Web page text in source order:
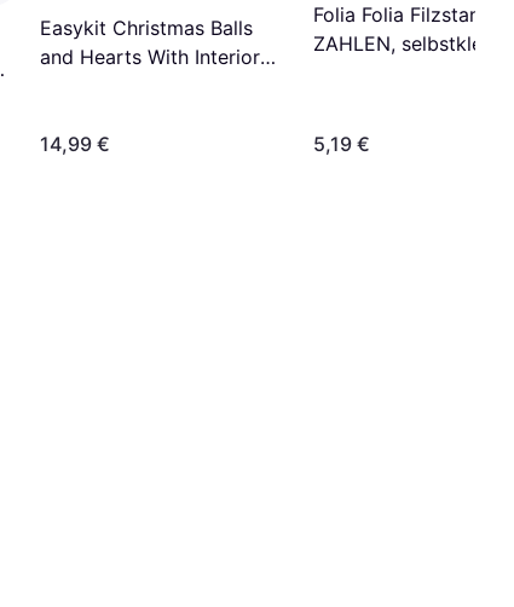
Easykit Christmas Balls
and Hearts With Interior
14,99 €
Folia Folia
ZAHLEN,
5,19 €